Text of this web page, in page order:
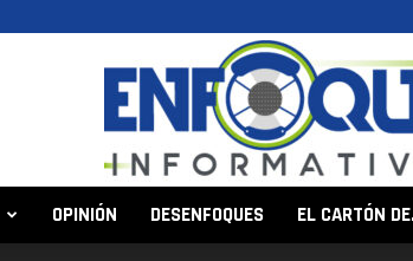
OPINIÓN DESENFOQUES EL CARTÓN